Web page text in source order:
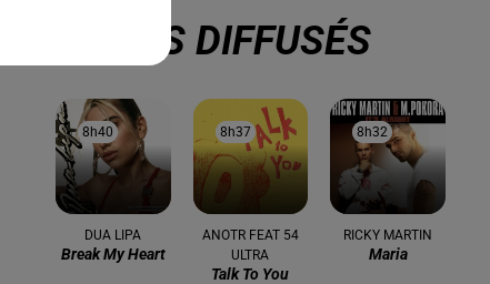
TITRES DIFFUSÉS
8h40
8h40
DUA LIPA
Break My Heart
8h37
8h37
ANOTR FEAT 54
ULTRA
Talk To You
8h32
8h32
RICKY MARTIN
Maria